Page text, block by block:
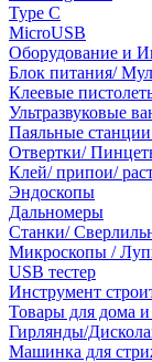
Type C
MicroUSB
Оборудование и
Блок питания/
Клеевые
Ультразвуковые
Паяльные
Отвертки/
Клей/ припои/
Эндоскопы
Дальномеры
Станки/
Микроскопы /
USB тестер
Инструмент
Товары для дома
Гирлянды/
Машинка для